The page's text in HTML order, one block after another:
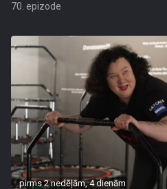
70. epizode
pirms 2 nedēļām, 4 dienām